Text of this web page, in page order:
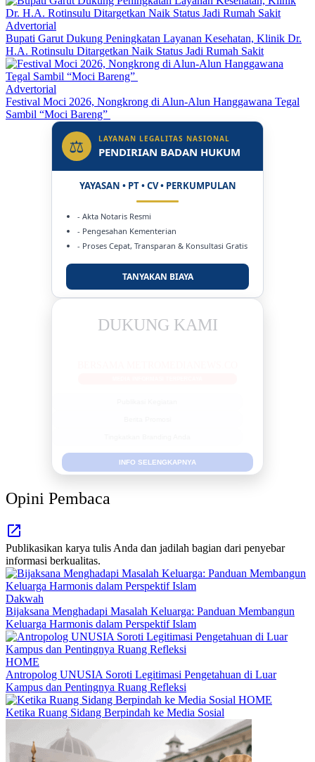
Advertorial
Bupati Garut Dukung Peningkatan Layanan Kesehatan, Klinik Dr.
H.A. Rotinsulu Ditargetkan Naik Status Jadi Rumah Sakit
Advertorial
Festival Moci 2026, Nongkrong di Alun-Alun Hanggawana Tegal
Sambil “Moci Bareng”
⚖ LAYANAN LEGALITAS NASIONAL
PENDIRIAN BADAN HUKUM
YAYASAN • PT • CV • PERKUMPULAN
- Akta Notaris Resmi
- Pengesahan Kementerian
- Proses Cepat, Transparan & Konsultasi Gratis
TANYAKAN BIAYA
DUKUNG KAMI
INFO SELENGKAPNYA
Opini Pembaca
Publikasikan karya tulis Anda dan jadilah bagian dari penyebar
informasi berkualitas.
Dakwah
Bijaksana Menghadapi Masalah Keluarga: Panduan Membangun
Keluarga Harmonis dalam Perspektif Islam
HOME
Antropolog UNUSIA Soroti Legitimasi Pengetahuan di Luar
Kampus dan Pentingnya Ruang Refleksi
HOME
Ketika Ruang Sidang Berpindah ke Media Sosial